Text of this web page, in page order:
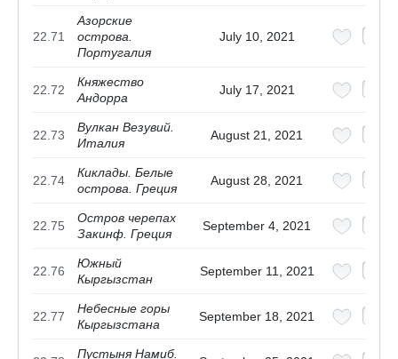
22.71
Азорские
острова.
Португалия
July 10, 2021
22.72
Княжество
Андорра
July 17, 2021
22.73
Вулкан Везувий.
Италия
August 21, 2021
22.74
Киклады. Белые
острова. Греция
August 28, 2021
22.75
Остров черепах
Закинф. Греция
September 4, 2021
22.76
Южный
Кыргызстан
September 11, 2021
22.77
Небесные горы
Кыргызстана
September 18, 2021
Пустыня Намиб.